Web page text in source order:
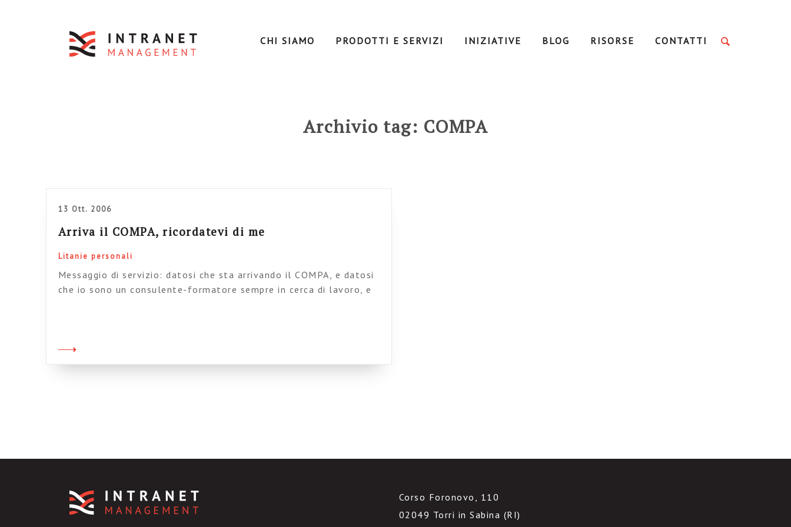
CHI SIAMO PRODOTTI E SERVIZI INIZIATIVE BLOG RISORSE CONTATTI
Archivio tag: COMPA
13 Ott. 2006
Arriva il COMPA, ricordatevi di me
Litanie personali
Messaggio di servizio: datosi che sta arrivando il COMPA, e datosi
che io sono un consulente-formatore sempre in cerca di lavoro, e
lavoro, e datosi […]
Corso Foronovo, 110
02049 Torri in Sabina (RI)